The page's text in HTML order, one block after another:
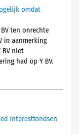
omdat
ten onrechte
in aanmerking
BV niet
had op Y BV.
interestfondsen